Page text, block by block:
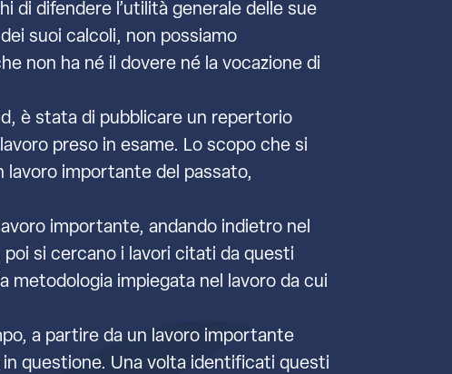
di difendere l’utilità generale delle sue
suoi calcoli, non possiamo
non ha né il dovere né la vocazione di
è stata di pubblicare un repertorio
preso in esame. Lo scopo che si
lavoro importante del passato,
importante, andando indietro nel
si cercano i lavori citati da questi
metodologia impiegata nel lavoro da cui
a partire da un lavoro importante
questione. Una volta identificati questi